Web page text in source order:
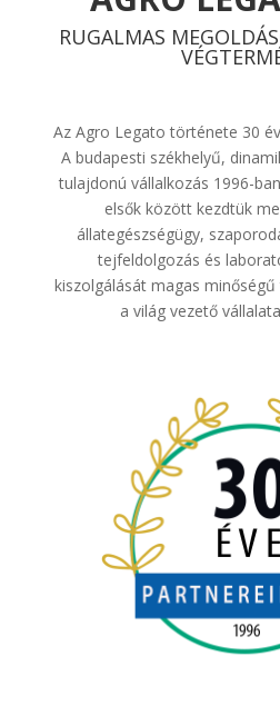
RUGALMAS
Az Agro Legato története 30
A budapesti székhelyű,
tulajdonú vállalkozás 1996-
elsők között kezdtük
állategészségügy,
tejfeldolgozás és
kiszolgálását magas
a világ vezető